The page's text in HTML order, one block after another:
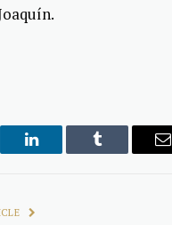
LinkedIn Tumblr